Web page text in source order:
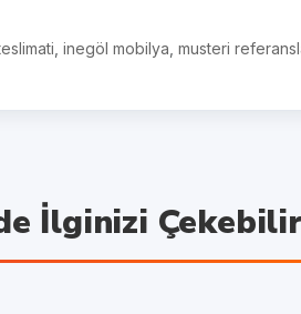
, inegöl mobilya, musteri
İlginizi Çekebilir